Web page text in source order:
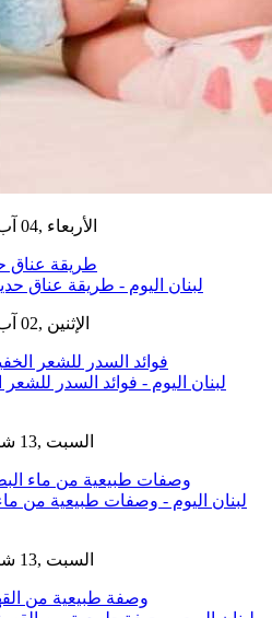
GMT 12:52 2021 الأربعاء ,04 آب / أغسطس
طريقة عناق
GMT 13:52 2021 الإثنين ,02 آب / أغسطس
فوائد السدر للشعر
GMT 22:09 2021 السبت ,13 شباط / فبراير
وصفات طبيعية من ماء
GMT 19:15 2021 السبت ,13 شباط / فبراير
وصفة طبيعية من